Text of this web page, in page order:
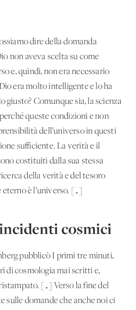
dire della domanda
non aveva scelta su come
e, quindi, non era necessario
era molto intelligente e lo ha
giusto? Comunque sia, la scienza
queste condizioni e non
dell’universo in questi
sufficiente. La verità e il
costituiti dalla sua stessa
della verità e del tesoro
è l’universo. […]
cosmici
pubblicò I primi tre minuti,
di cosmologia mai scritti e,
[…] Verso la fine del
sulle domande che anche noi ci